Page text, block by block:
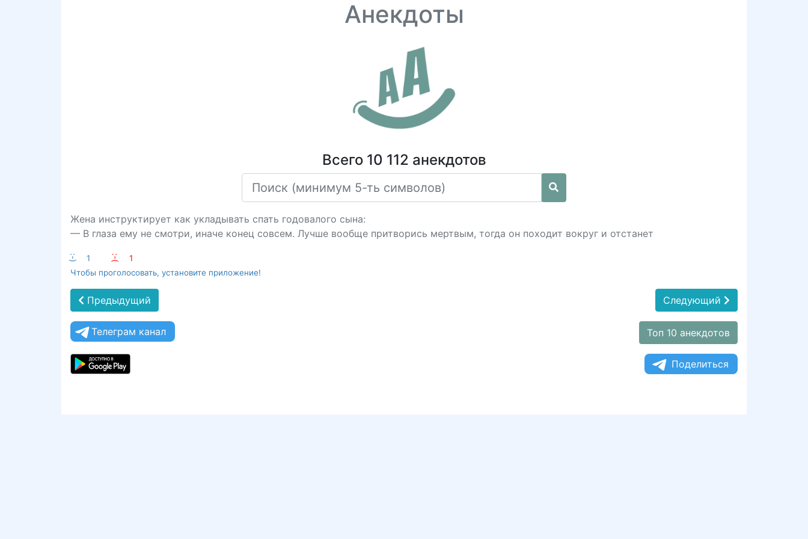
Анекдоты
Всего 10 112 анекдотов
Жена инструктирует как укладывать спать годовалого сына:
— В глаза ему не смотри, иначе конец совсем. Лучше вообще притворись мертвым, тогда он походит вокруг и отстанет
:-) 1 :-(
1
Чтобы проголосовать, установите приложение!
Предыдущий Следующий
Телеграм канал Топ 10 анекдотов
Поделиться